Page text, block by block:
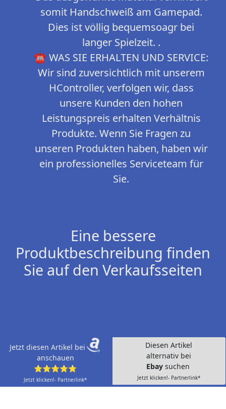
somit Handschweiß am Gamepad.
Dies ist völlig bequemsoagr bei
langer Spielzeit. .
☎ WAS SIE ERHALTEN UND SERVICE:
Wir sind zuversichtlich mit unserem
HController, verfolgen wir, dass
unsere Kunden den hohen
Leistungspreis erhalten Verhältnis
Produkte. Wenn Sie Fragen zu
unseren Produkten haben, haben wir
ein professionelles Serviceteam für
Sie.
Eine bessere
Produktbeschreibung finden
Sie auf den Verkaufsseiten
Jetzt diesen Artikel bei
anschauen
⭐⭐⭐⭐⭐
Jetzt klicken!- Partnerlink*
Diesen Artikel
alternativ bei
Ebay suchen
Jetzt klicken!- Partnerlink*